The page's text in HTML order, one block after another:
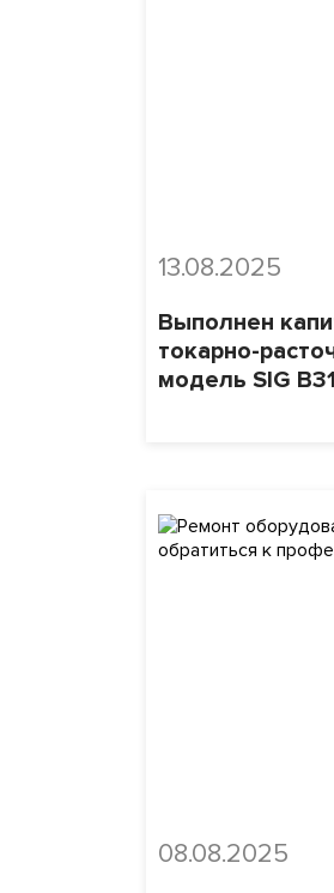
13.08.2025
Выполнен
токарно-
модель SIG
08.08.2025